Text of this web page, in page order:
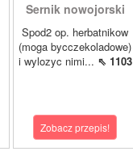
Sernik nowojorski
Spod2 op. herbatnikow
(moga bycczekoladowe)
i wylozyc nimi... ⇖ 1103
Zobacz przepis!